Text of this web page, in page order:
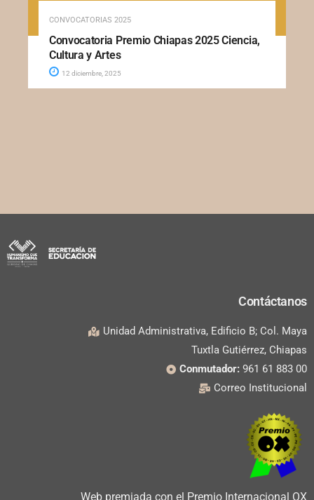
CONVOCATORIAS 2025
Convocatoria Premio Chiapas 2025 Ciencia,
Cultura y Artes
12 diciembre, 2025
Contáctanos
Unidad Administrativa, Edificio B; Col. Maya
Tuxtla Gutiérrez, Chiapas
Conmutador: 961 61 883 00
Correo Institucional
Web premiada con el Premio Internacional OX